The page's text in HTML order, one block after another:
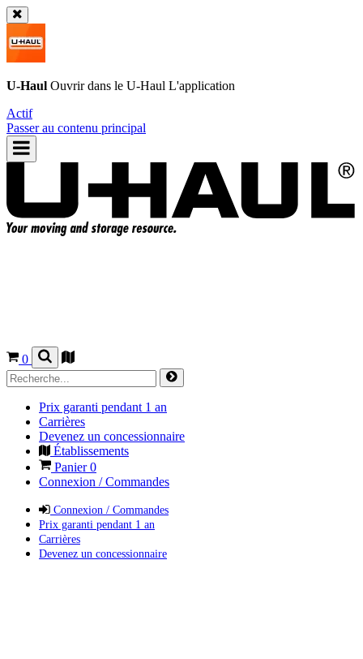
U-Haul Ouvrir dans le U-Haul L'application
Actif
Passer au contenu principal
0
Prix garanti pendant 1 an
Carrières
Devenez un concessionnaire
Établissements
Panier0
Connexion / Commandes
Connexion / Commandes
Prix garanti pendant 1 an
Carrières
Devenez un concessionnaire